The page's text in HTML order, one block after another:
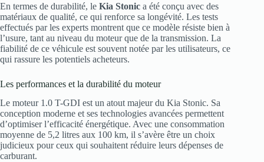
En termes de durabilité, le Kia Stonic a été conçu avec des
matériaux de qualité, ce qui renforce sa longévité. Les tests
effectués par les experts montrent que ce modèle résiste bien à
l’usure, tant au niveau du moteur que de la transmission. La
fiabilité de ce véhicule est souvent notée par les utilisateurs, ce
qui rassure les potentiels acheteurs.
Les performances et la durabilité du moteur
Le moteur 1.0 T-GDI est un atout majeur du Kia Stonic. Sa
conception moderne et ses technologies avancées permettent
d’optimiser l’efficacité énergétique. Avec une consommation
moyenne de 5,2 litres aux 100 km, il s’avère être un choix
judicieux pour ceux qui souhaitent réduire leurs dépenses de
carburant.